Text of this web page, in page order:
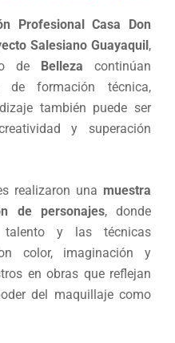
Profesional Casa Don
Salesiano Guayaquil,
de Belleza continúan
de formación técnica,
también puede ser
y superación
realizaron una muestra
de personajes, donde
y las técnicas
color, imaginación y
en obras que reflejan
del maquillaje como